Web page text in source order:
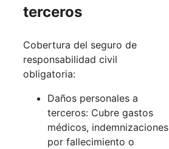
terceros
Cobertura del seguro de
responsabilidad civil
obligatoria:
Daños personales a
terceros: Cubre gastos
médicos, indemnizaciones
por fallecimiento o